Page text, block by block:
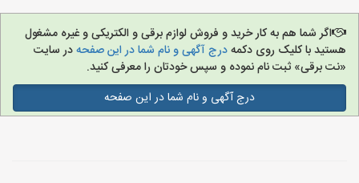
اگر شما هم به کار خرید و فروش لوازم برقی و الکتریکی و غیره مشغول
هستید با کلیک روی دکمهدرج آگهی و نام شما در این صفحهدر سایت
«نت برقی» ثبت نام نموده و سپس خودتان را معرفی کنید.
درج آگهی و نام شما در این صفحه